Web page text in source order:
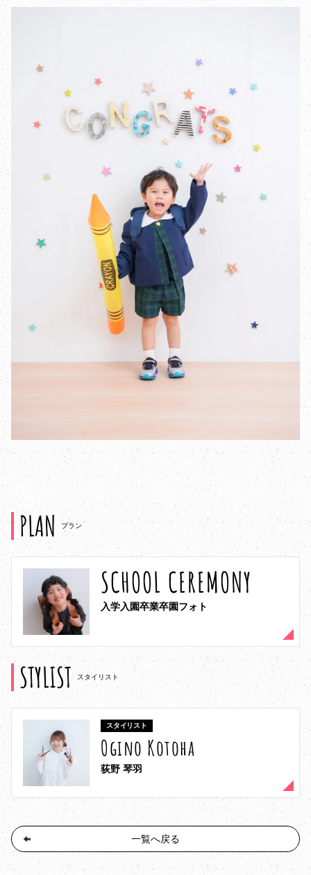
PLAN プラン
SCHOOL CEREMONY
入学入園卒業卒園フォト
STYLIST スタイリスト
スタイリスト
Ogino Kotoha
荻野 琴羽
一覧へ戻る